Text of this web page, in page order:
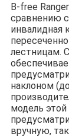
B-free
сравнению
инвалидная
лестницам.
наклоном
модель этой
вручную,